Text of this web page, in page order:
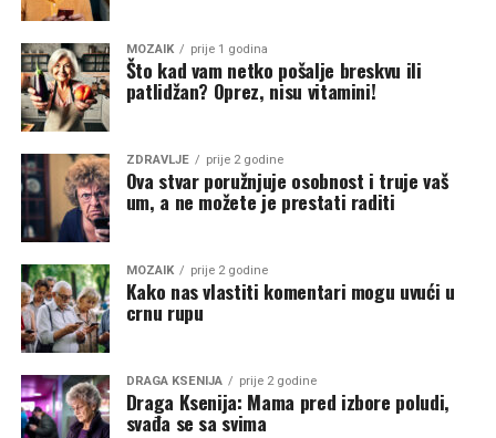
MOZAIK prije 1 godina
Što kad vam netko pošalje breskvu ili
patlidžan? Oprez, nisu vitamini!
ZDRAVLJE prije 2 godine
Ova stvar poružnjuje osobnost i truje vaš
um, a ne možete je prestati raditi
MOZAIK prije 2 godine
Kako nas vlastiti komentari mogu uvući u
crnu rupu
DRAGA KSENIJA prije 2 godine
Draga Ksenija: Mama pred izbore poludi,
svađa se sa svima